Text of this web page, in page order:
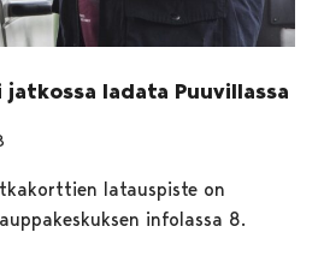
ladata Puuvillassa
latauspiste on
infolassa 8.